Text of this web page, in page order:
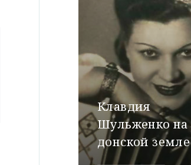
Клавдия
Шульженко на
донской земле